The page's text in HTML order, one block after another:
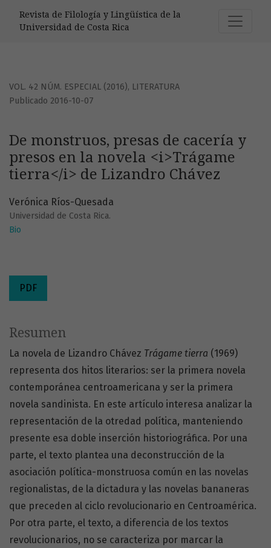
Revista de Filología y Lingüística de la
Universidad de Costa Rica
VOL. 42 NÚM. ESPECIAL (2016), LITERATURA
De monstruos, presas de cacería y
presos en la novela <i>Trágame
tierra</i> de Lizandro Chávez
Publicado 2016-10-07
Verónica Ríos-Quesada
Universidad de Costa Rica.
Bio
PDF
Resumen
La novela de Lizandro Chávez Trágame tierra (1969)
representa dos hitos literarios: ser la primera novela
contemporánea centroamericana y ser la primera
novela sandinista. En este artículo interesa analizar la
representación de la otredad política, manteniendo
presente esa doble inserción historiográfica. Por una
parte, el texto plantea una deconstrucción de la
asociación política-monstruosa común en las novelas
regionalistas, de la dictadura y las novelas bananeras
que preceden al ciclo revolucionario en Centroamérica.
Por otra parte, el texto, a diferencia de los textos
revolucionarios, no se caracteriza por marcar la